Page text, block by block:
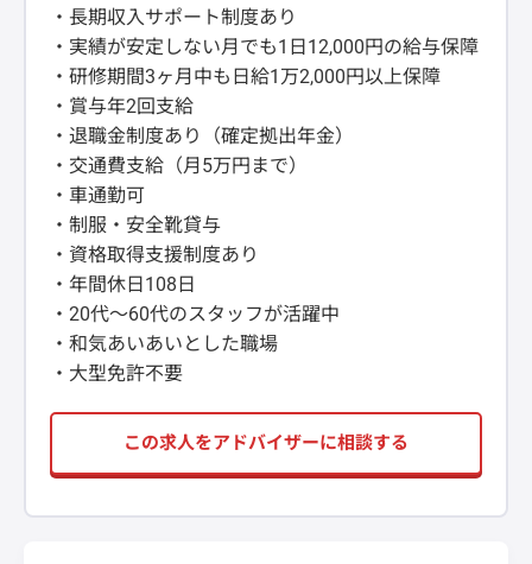
・長期収入サポート制度あり
・実績が安定しない月でも1日12,000円の給与保障
・研修期間3ヶ月中も日給1万2,000円以上保障
・賞与年2回支給
・退職金制度あり（確定拠出年金）
・交通費支給（月5万円まで）
・車通勤可
・制服・安全靴貸与
・資格取得支援制度あり
・年間休日108日
・20代～60代のスタッフが活躍中
・和気あいあいとした職場
・大型免許不要
この求人をアドバイザーに相談する